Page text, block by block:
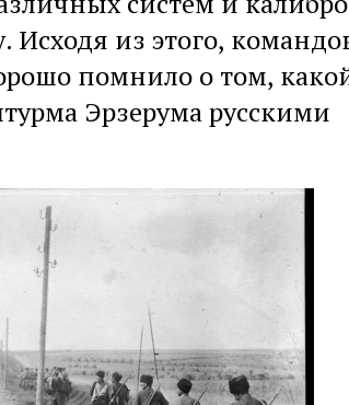
Исходя из этого,
помнило о том,
Эрзерума русскими